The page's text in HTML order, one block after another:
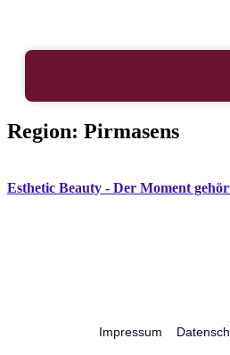
Region: Pirmasens
Esthetic Beauty - Der Moment
Impressum